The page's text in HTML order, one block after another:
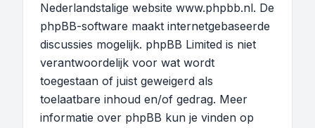
Nederlandstalige website www.phpbb.nl. De
phpBB-software maakt internetgebaseerde
discussies mogelijk. phpBB Limited is niet
verantwoordelijk voor wat wordt
toegestaan of juist geweigerd als
toelaatbare inhoud en/of gedrag. Meer
informatie over phpBB kun je vinden op